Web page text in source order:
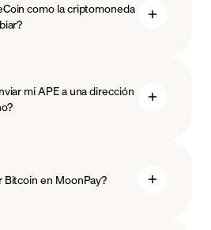
como la criptomoneda
mi APE a una dirección
en MoonPay?